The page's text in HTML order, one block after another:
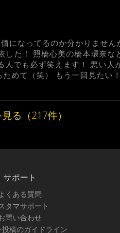
になってるのか分かりませ
た！ 照橋心美の橋本環奈な
でも必ず笑えます！ 悪い人
めて（笑） もう一回見たい！
る（217件）
サポート
くある質問
タマサポート
問い合わせ
投稿のガイドライン